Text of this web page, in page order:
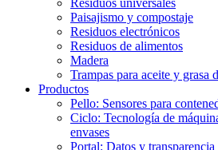
Residuos universales
Paisajismo y compostaje
Residuos electrónicos
Residuos de alimentos
Madera
Trampas para aceite y grasa
Productos
Pello: Sensores para
Ciclo: Tecnología de
envases
Portal: Datos y